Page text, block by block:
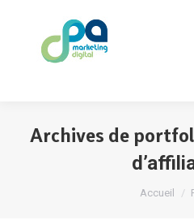
Archives de
Vous
Accueil